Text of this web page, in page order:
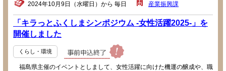
2024年10月9日（水曜日）から 毎日 産業振興課
「キラっとふくしまシンポジウム -女性活躍2025-」を
開催しました
くらし・環境
福島県主催のイベントとしまして、女性活躍に向けた機運の醸成や、職